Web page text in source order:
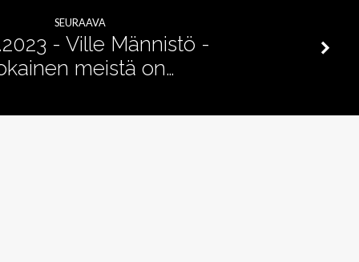
suuremmaksi
ja
SEURAAVA
- Ville Männistö -
meistä on…